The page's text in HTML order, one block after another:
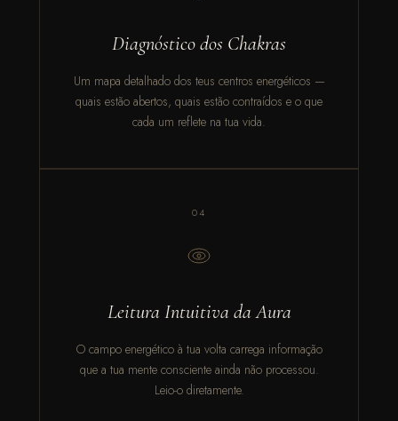
Diagnóstico dos Chakras
Um mapa detalhado dos teus centros energéticos —
quais estão abertos, quais estão contraídos e o que
cada um reflete na tua vida.
04
Leitura Intuitiva da Aura
O campo energético à tua volta carrega informação
que a tua mente consciente ainda não processou.
Leio-o diretamente.